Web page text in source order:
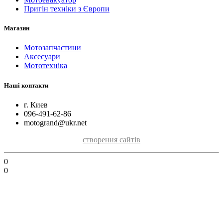
Пригін техніки з Європи
Магазин
Мотозапчастини
Аксесуари
Мототехніка
Наші контакти
г. Киев
096-491-62-86
motogrand@ukr.net
створення сайтів
0
0